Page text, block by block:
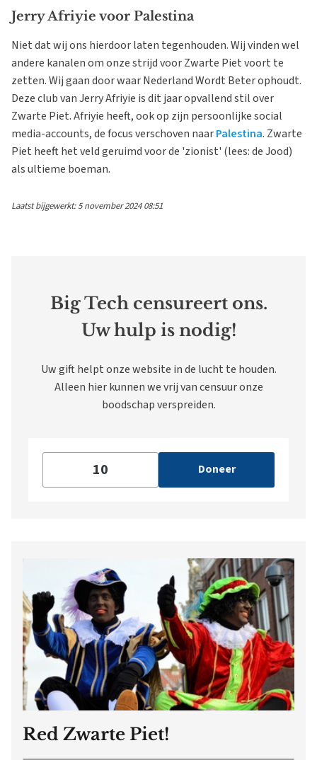
Jerry Afriyie voor Palestina
Niet dat wij ons hierdoor laten tegenhouden. Wij vinden wel
andere kanalen om onze strijd voor Zwarte Piet voort te
zetten. Wij gaan door waar Nederland Wordt Beter ophoudt.
Deze club van Jerry Afriyie is dit jaar opvallend stil over
Zwarte Piet. Afriyie heeft, ook op zijn persoonlijke social
media-accounts, de focus verschoven naarPalestina. Zwarte
Piet heeft het veld geruimd voor de 'zionist' (lees: de Jood)
als ultieme boeman.
Laatst bijgewerkt: 5 november 2024 08:51
Big Tech censureert ons.
Uw hulp is nodig!
Uw gift helpt onze website in de lucht te houden.
Alleen hier kunnen we vrij van censuur onze
boodschap verspreiden.
Doneer
Red Zwarte Piet!